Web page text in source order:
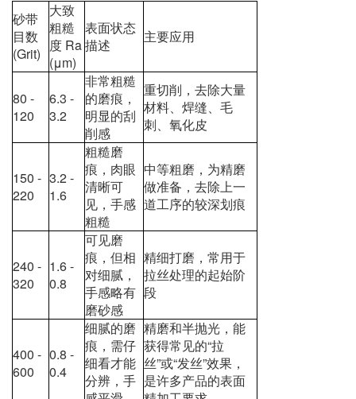
砂带
目数
(Grit)
大致
粗糙
度 Ra
(μm)
表面状态
描述
主要应用
80 -
120
6.3 -
3.2
非常粗糙
的磨痕，
明显的刮
削感
重切削，去除大量
材料、焊缝、毛
刺、氧化皮
150 -
220
3.2 -
1.6
粗糙磨
痕，肉眼
清晰可
见，手感
粗糙
中等粗磨，为精磨
做准备，去除上一
道工序的较深划痕
240 -
320
1.6 -
0.8
可见磨
痕，但相
对细腻，
手感略有
磨砂感
精细打磨，常用于
拉丝处理的起始阶
段
400 -
600
0.8 -
0.4
细腻的磨
痕，需仔
细看才能
分辨，手
精磨和半抛光，能
获得常见的“拉
丝”或“发丝”效果，
是许多产品的表面